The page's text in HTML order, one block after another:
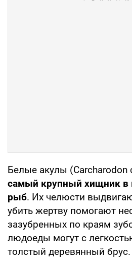
Белые акулы (Carcharodon
самый крупный хищник в
рыб. Их челюсти
убить жертву помогают
зазубренных по краям
людоеды могут с
толстый деревянный брус.